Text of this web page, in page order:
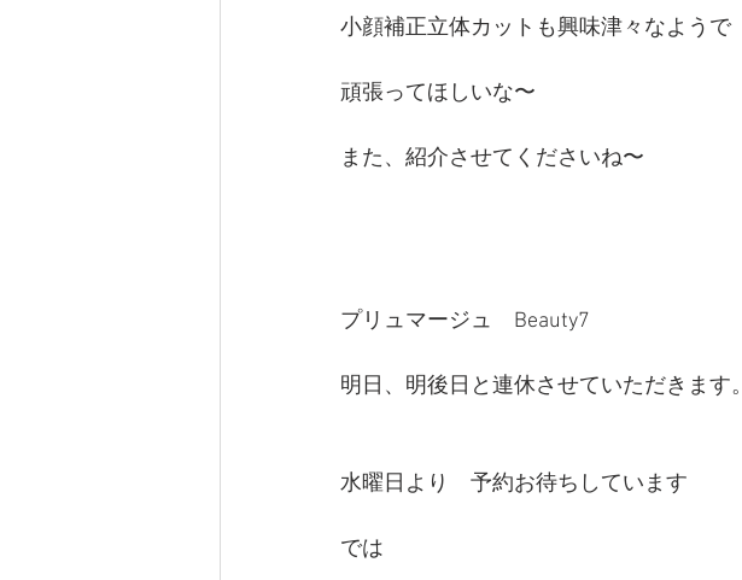
小顔補正立体カットも興味津々なようで
頑張ってほしいな〜
また、紹介させてくださいね〜
プリュマージュ　Beauty7
明日、明後日と連休させていただきます。
水曜日より　予約お待ちしています
では